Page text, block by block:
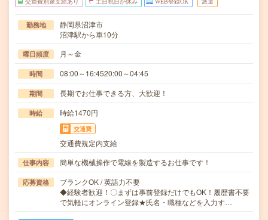
交通費別途支給あり 土日祝日が休み WEB登録OK 派遣
勤務地
静岡県沼津市
沼津駅から車10分
曜日頻度 月～金
時間 08:00～16:4520:00～04:45
期間 長期でお仕事できる方、大歓迎！
時給 時給1470円
交通費
交通費規定内支給
仕事内容 簡単な機械操作で電線を製造するお仕事です！
応募資格
ブランクOK / 英語力不要
◆経験者歓迎！〇まずは事前登録だけでもOK！履歴書不要
で気軽にオンライン登録★氏名・職種などを入力す…